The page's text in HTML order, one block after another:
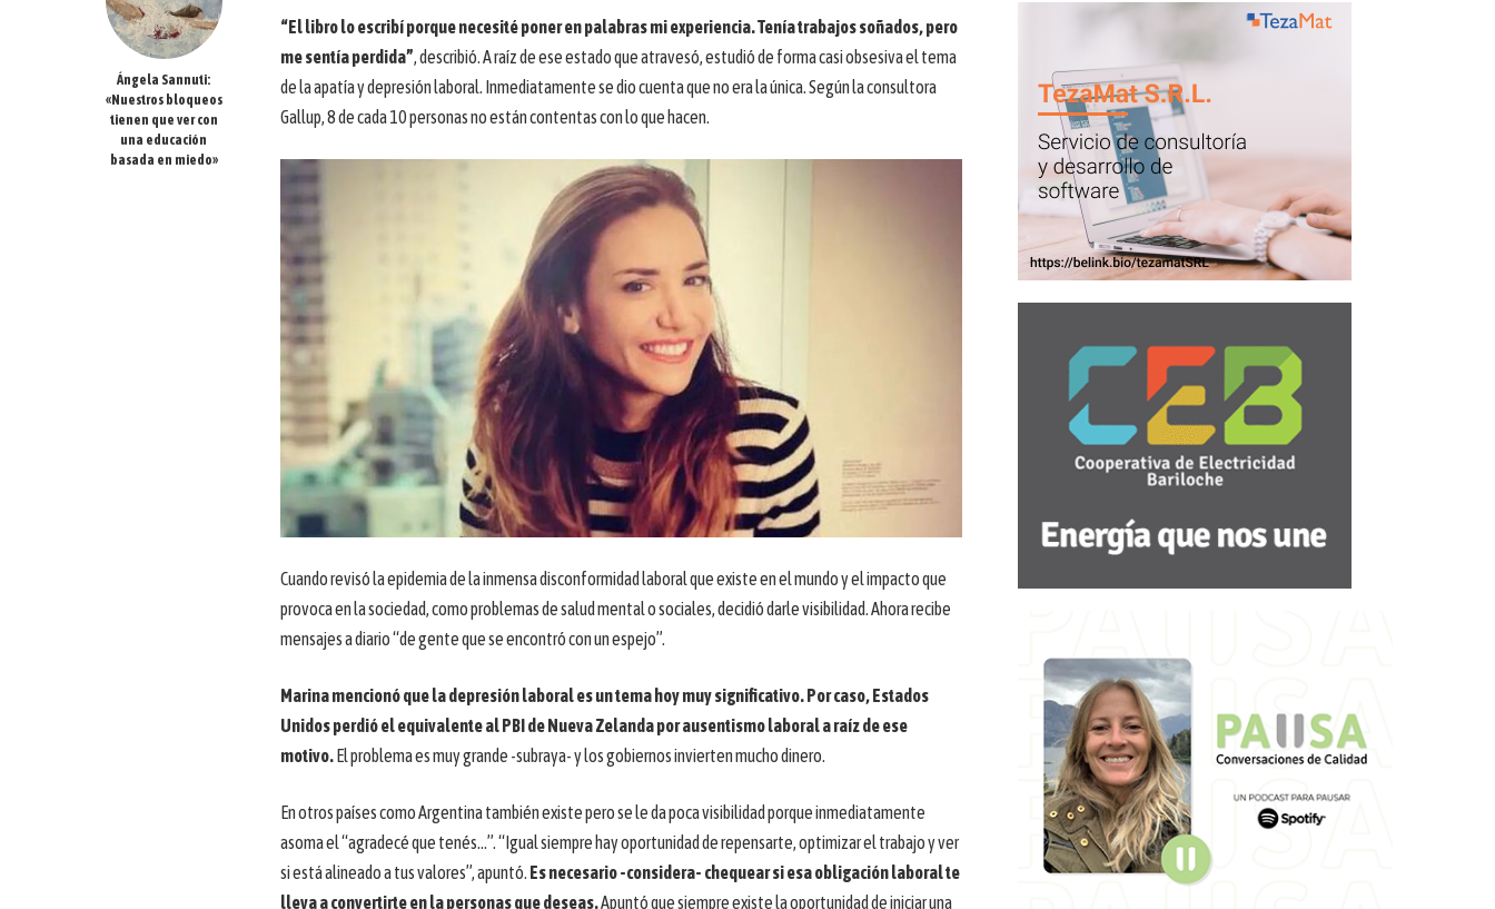
Ángela Sannuti:
«Nuestros bloqueos
tienen que ver con
una educación
basada en miedo»
“El libro lo escribí porque necesité poner en palabras mi experiencia. Tenía trabajos soñados, pero
me sentía perdida” , describió. A raíz de ese estado que atravesó, estudió de forma casi obsesiva el tema
de la apatía y depresión laboral. Inmediatamente se dio cuenta que no era la única. Según la consultora
Gallup, 8 de cada 10 personas no están contentas con lo que hacen.
Cuando revisó la epidemia de la inmensa disconformidad laboral que existe en el mundo y el impacto que
provoca en la sociedad, como problemas de salud mental o sociales, decidió darle visibilidad. Ahora recibe
mensajes a diario “de gente que se encontró con un espejo”.
Marina mencionó que la depresión laboral es un tema hoy muy significativo. Por caso, Estados
Unidos perdió el equivalente al PBI de Nueva Zelanda por ausentismo laboral a raíz de ese
motivo.El problema es muy grande -subraya- y los gobiernos invierten mucho dinero.
En otros países como Argentina también existe pero se le da poca visibilidad porque inmediatamente
asoma el “agradecé que tenés…”. “Igual siempre hay oportunidad de repensarte, optimizar el trabajo y ver
si está alineado a tus valores”, apuntó. Es necesario -considera- chequear si esa obligación laboral te
lleva a convertirte en la personas que deseas.Apuntó que siempre existe la oportunidad de iniciar una